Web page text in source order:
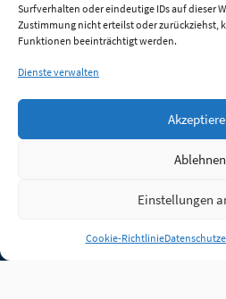
Surfverhalten oder eindeutige IDs auf dieser
Zustimmung nicht erteilst oder zurückziehst,
Funktionen beeinträchtigt werden.
Dienste verwalten
Ablehnen
Einstellungen
Cookie-Richtlinie
Anmelden
Jobs Partner